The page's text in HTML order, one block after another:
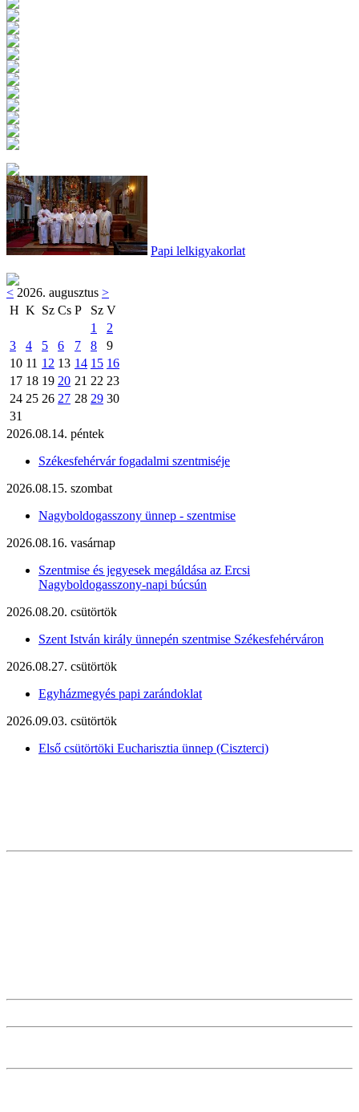
Papi lelkigyakorlat
< 2026. augusztus >
H K Sz Cs P Sz V
1
2
3
4 5 6 7 8
9
10 11 12 13 14 15 16
17 18 19 20 21 22 23
24 25 26 27 28 29 30
31
2026.08.14. péntek
Székesfehérvár fogadalmi szentmiséje
2026.08.15. szombat
Nagyboldogasszony ünnep - szentmise
2026.08.16. vasárnap
Szentmise és jegyesek megáldása az Ercsi
Nagyboldogasszony-napi búcsún
2026.08.20. csütörtök
Szent István király ünnepén szentmise Székesfehérváron
2026.08.27. csütörtök
Egyházmegyés papi zarándoklat
2026.09.03. csütörtök
Első csütörtöki Eucharisztia ünnep (Ciszterci)